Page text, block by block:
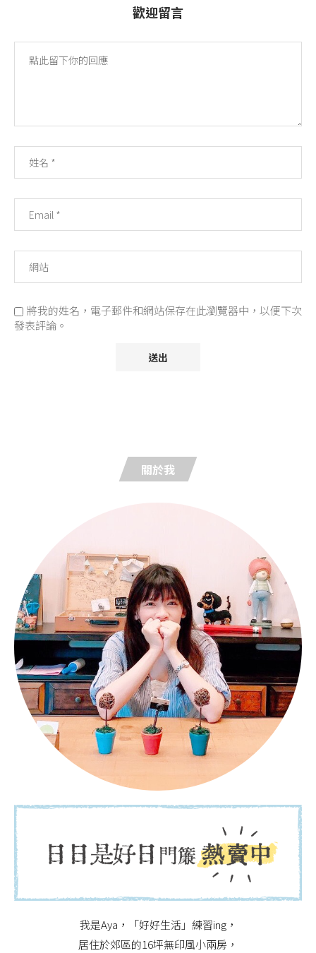
歡迎留言
將我的姓名，電子郵件和網站保存在此瀏覽器中，以便下次
發表評論。
關於我
我是Aya，「好好生活」練習ing，
居住於郊區的16坪無印風小兩房，